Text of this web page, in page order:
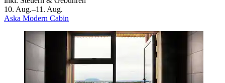
10. Aug.–11. Aug.
Aska Modern Cabin